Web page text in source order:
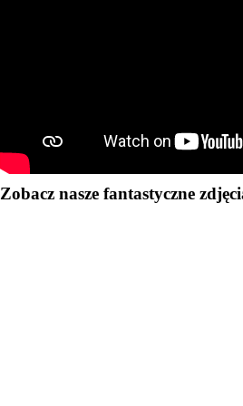
Zobacz nasze fantastyczne